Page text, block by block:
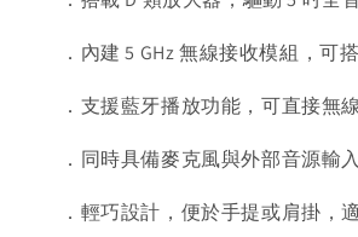
．內建 5 GHz 無線接收模組，可
．支援藍牙播放功能，可直接無
．同時具備麥克風與外部音源輸
．輕巧設計，便於手提或肩掛，